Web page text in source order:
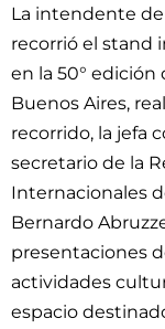
La intendente de
recorrió el stand
en la 50° edición
Buenos Aires,
recorrido, la jefa
secretario de la
Internacionales
Bernardo
presentaciones
actividades
espacio